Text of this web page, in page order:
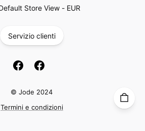
Store View- EUR
Servizio clienti
© Jode 2024
Termini e condizioni